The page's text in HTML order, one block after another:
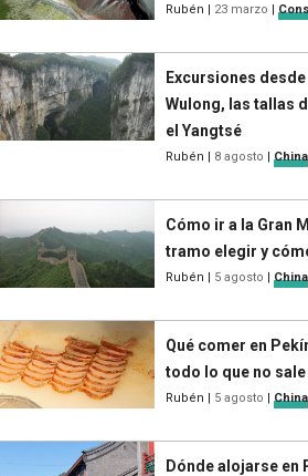
Rubén | 23 marzo |
Excursiones
Wulong, las tallas
el Yangtsé
Rubén | 8 agosto | China
Cómo ir a la Gran
tramo elegir y
Rubén | 5 agosto | China
Qué comer en
todo lo que no
Rubén | 5 agosto | China
Dónde alojarse en